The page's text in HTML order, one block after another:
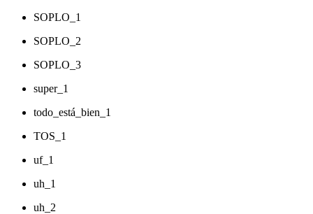
SOPLO_1
SOPLO_2
SOPLO_3
super_1
todo_está_bien_1
TOS_1
uf_1
uh_1
uh_2